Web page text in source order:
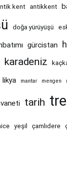
kent antikkent
doğa yürüyüşü
gürcistan
karadeniz
likya mantar mengen
tarih
yeşil çamlıdere